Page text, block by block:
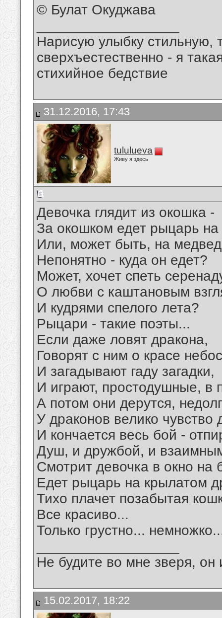
© Булат Окуджава
Нарисую улыбку стильную,
сверхъестественно - я
стихийное бедствие
31.12.2016, 17:43
tululueva
Живу я здесь
Девочка глядит из окошка -
За окошком едет рыцарь на
Или, может быть, на
Непонятно - куда он едет?
Может, хочет спеть
О любви с каштановым
И кудрями спелого лета?
Рыцари - такие поэты...
Если даже ловят дракона,
Говорят с ним о красе
И загадывают гаду загадки,
И играют, простодушные, в
А потом они дерутся,
У драконов велико чувство
И кончается весь бой -
Душ, и дружбой, и
Смотрит девочка в окно на
Едет рыцарь на крылатом
Тихо плачет позабытая
Все красиво...
Только грустно...
Не будите во мне зверя, он
15.02.2017, 18:22